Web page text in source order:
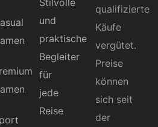
Stilvolle
und
praktische
Begleiter
für
jede
Reise
qualifizierte
Käufe
vergütet.
Preise
können
sich seit
der